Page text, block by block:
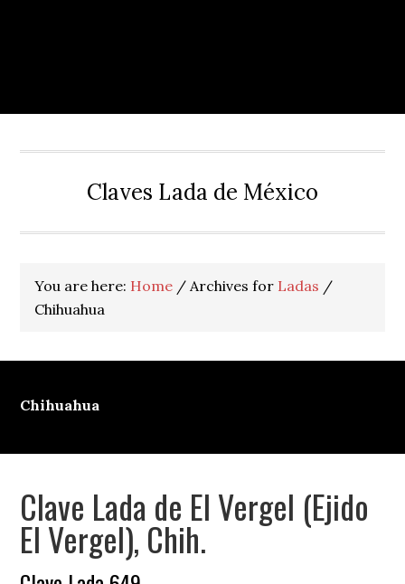
Claves Lada de México
You are here: Home / Archives for Ladas /
Chihuahua
Chihuahua
Clave Lada de El Vergel (Ejido
El Vergel), Chih.